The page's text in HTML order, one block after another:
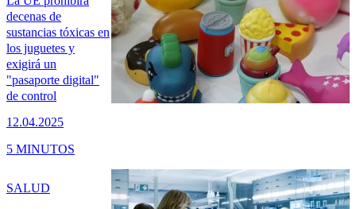
decenas de
sustancias tóxicas en
los juguetes y
exigirá un
"pasaporte digital"
de control
12.04.2025
5 MINUTOS
SALUD